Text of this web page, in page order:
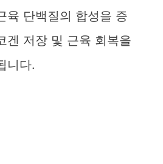
육 단백질의 합성을 증
겐 저장 및 근육 회복을
니다.